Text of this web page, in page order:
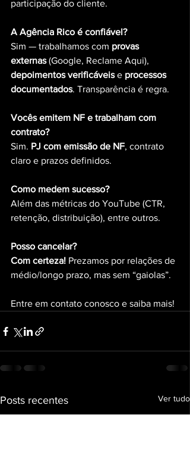
participação do cliente.
A Agência Rico é confiável?
Sim — trabalhamos com provas
externas (Google, Reclame Aqui),
depoimentos verificáveis e processos
documentados. Transparência é regra.
Vocês emitem NF e trabalham com
contrato?
Sim. PJ com emissão de NF, contrato
claro e prazos definidos.
Como medem sucesso?
Além das métricas do YouTube (CTR,
retenção, distribuição), entre outros.
Posso cancelar?
Com certeza! Prezamos por relações de
médio/longo prazo, mas sem “gaiolas”.
Entre em contato conosco e saiba mais!
Posts recentes Ver tudo